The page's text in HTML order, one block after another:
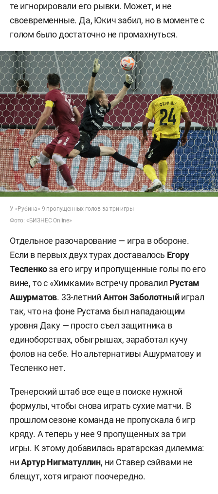
те игнорировали его рывки. Может, и не
своевременные. Да, Юкич забил, но в моменте с
голом было достаточно не промахнуться.
У «Рубина» 9 пропущенных голов за три игры
Фото: «БИЗНЕС Online»
Отдельное разочарование — игра в обороне.
Если в первых двух турах доставалось Егору
Тесленкоза его игру и пропущенные голы по его
вине, то с «Химками» встречу провалил Рустам
Ашурматов. 33-летний Антон Заболотныйиграл
так, что на фоне Рустама был нападающим
уровня Даку — просто съел защитника в
единоборствах, обыгрышах, заработал кучу
фолов на себе. Но альтернативы Ашурматову и
Тесленко нет.
Тренерский штаб все еще в поиске нужной
формулы, чтобы снова играть сухие матчи. В
прошлом сезоне команда не пропускала 6 игр
кряду. А теперь у нее 9 пропущенных за три
игры. К этому добавилась вратарская дилемма:
ниАртур Нигматуллин, ни Ставер сэйвами не
блещут, хотя играют поочередно.